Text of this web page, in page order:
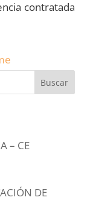
contratada
– CE
DE